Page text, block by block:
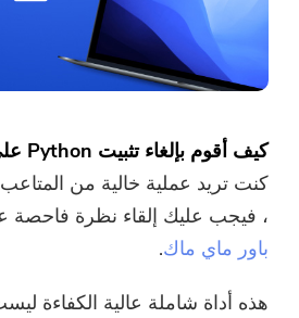
كيف أقوم بإلغاء تثبيت Python على نظام Mac
كنت تريد عملية خالية من المتاعب
، فيجب عليك إلقاء نظرة فاحصة
باور ماي ماك.
هذه أداة شاملة عالية الكفاءة